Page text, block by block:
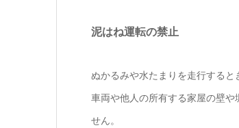
泥はね運転の禁止
ぬかるみや水たまりを走行する
車両や他人の所有する家屋の壁
せん。